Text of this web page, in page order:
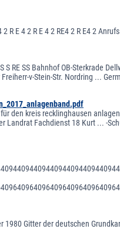
R E 4 2 R E 4 2 RE4 2 R E4 2
S RE SS Bahnhof OB-Sterkrade
v-Stein-Str. Nordring ...
den kreis recklinghausen
Landrat Fachdienst 18 Kurt ... -
Gitter der deutschen